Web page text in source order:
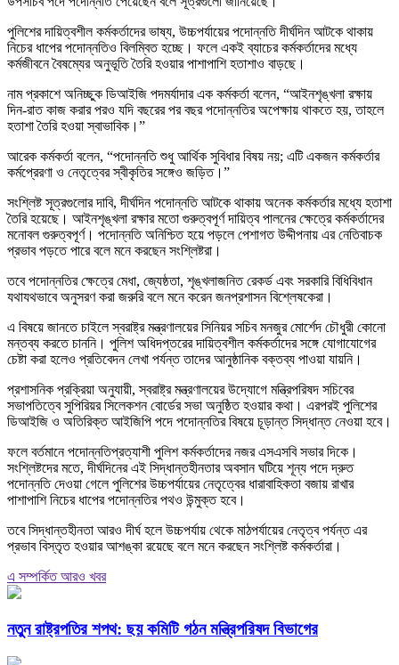
পুলিশের দায়িত্বশীল কর্মকর্তাদের ভাষ্য, উচ্চপর্যায়ের পদোন্নতি দীর্ঘদিন আটকে থাকায়
নিচের ধাপের পদোন্নতিও বিলম্বিত হচ্ছে। ফলে একই ব্যাচের কর্মকর্তাদের মধ্যে
কর্মজীবনে বৈষম্যের অনুভূতি তৈরি হওয়ার পাশাপাশি হতাশাও বাড়ছে।
নাম প্রকাশে অনিচ্ছুক ডিআইজি পদমর্যাদার এক কর্মকর্তা বলেন, “আইনশৃঙ্খলা রক্ষায়
দিন-রাত কাজ করার পরও যদি বছরের পর বছর পদোন্নতির অপেক্ষায় থাকতে হয়, তাহলে
হতাশা তৈরি হওয়া স্বাভাবিক।”
আরেক কর্মকর্তা বলেন, “পদোন্নতি শুধু আর্থিক সুবিধার বিষয় নয়; এটি একজন কর্মকর্তার
কর্মপ্রেরণা ও নেতৃত্বের স্বীকৃতির সঙ্গেও জড়িত।”
সংশ্লিষ্ট সূত্রগুলোর দাবি, দীর্ঘদিন পদোন্নতি আটকে থাকায় অনেক কর্মকর্তার মধ্যে হতাশা
তৈরি হয়েছে। আইনশৃঙ্খলা রক্ষার মতো গুরুত্বপূর্ণ দায়িত্ব পালনের ক্ষেত্রে কর্মকর্তাদের
মনোবল গুরুত্বপূর্ণ। পদোন্নতি অনিশ্চিত হয়ে পড়লে পেশাগত উদ্দীপনায় এর নেতিবাচক
প্রভাব পড়তে পারে বলে মনে করছেন সংশ্লিষ্টরা।
তবে পদোন্নতির ক্ষেত্রে মেধা, জ্যেষ্ঠতা, শৃঙ্খলাজনিত রেকর্ড এবং সরকারি বিধিবিধান
যথাযথভাবে অনুসরণ করা জরুরি বলে মনে করেন জনপ্রশাসন বিশ্লেষকেরা।
এ বিষয়ে জানতে চাইলে স্বরাষ্ট্র মন্ত্রণালয়ের সিনিয়র সচিব মনজুর মোর্শেদ চৌধুরী কোনো
মন্তব্য করতে চাননি। পুলিশ অধিদপ্তরের দায়িত্বশীল কর্মকর্তাদের সঙ্গে যোগাযোগের
চেষ্টা করা হলেও প্রতিবেদন লেখা পর্যন্ত তাদের আনুষ্ঠানিক বক্তব্য পাওয়া যায়নি।
প্রশাসনিক প্রক্রিয়া অনুযায়ী, স্বরাষ্ট্র মন্ত্রণালয়ের উদ্যোগে মন্ত্রিপরিষদ সচিবের
সভাপতিত্বে সুপিরিয়র সিলেকশন বোর্ডের সভা অনুষ্ঠিত হওয়ার কথা। এরপরই পুলিশের
ডিআইজি ও অতিরিক্ত আইজিপি পদে পদোন্নতির বিষয়ে চূড়ান্ত সিদ্ধান্ত নেওয়া হবে।
ফলে বর্তমানে পদোন্নতিপ্রত্যাশী পুলিশ কর্মকর্তাদের নজর এসএসবি সভার দিকে।
সংশ্লিষ্টদের মতে, দীর্ঘদিনের এই সিদ্ধান্তহীনতার অবসান ঘটিয়ে শূন্য পদে দ্রুত
পদোন্নতি দেওয়া গেলে পুলিশের উচ্চপর্যায়ের নেতৃত্বের ধারাবাহিকতা বজায় রাখার
পাশাপাশি নিচের ধাপের পদোন্নতির পথও উন্মুক্ত হবে।
তবে সিদ্ধান্তহীনতা আরও দীর্ঘ হলে উচ্চপর্যায় থেকে মাঠপর্যায়ের নেতৃত্ব পর্যন্ত এর
প্রভাব বিস্তৃত হওয়ার আশঙ্কা রয়েছে বলে মনে করছেন সংশ্লিষ্ট কর্মকর্তারা।
এ সম্পর্কিত আরও খবর
নতুন রাষ্ট্রপতির শপথ: ছয় কমিটি গঠন মন্ত্রিপরিষদ বিভাগের